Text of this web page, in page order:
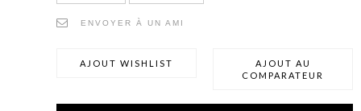
ENVOYER À UN AMI
AJOUT WISHLIST
AJOUT AU
COMPARATEUR